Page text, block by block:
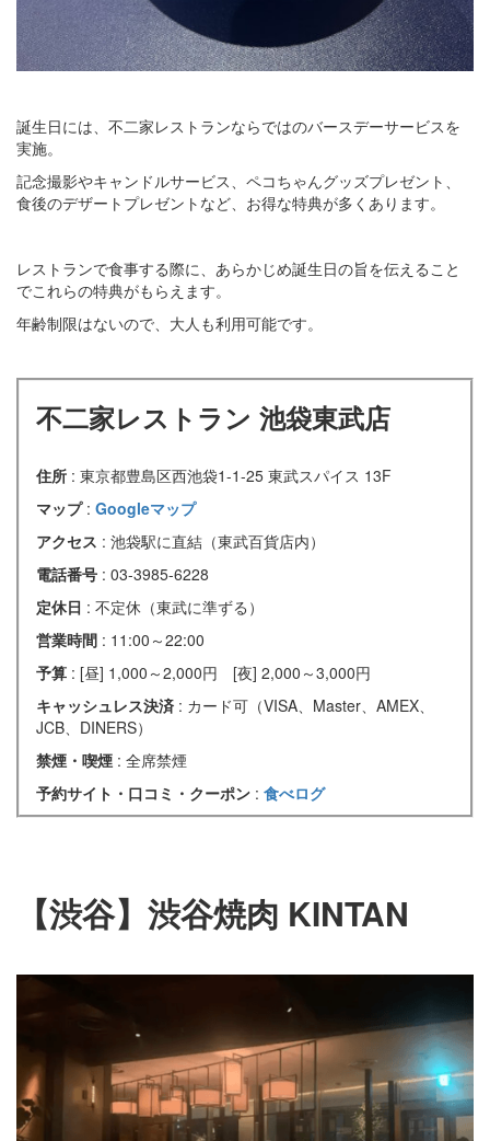
誕生日には、不二家レストランならではのバースデーサービスを
実施。
記念撮影やキャンドルサービス、ペコちゃんグッズプレゼント、
食後のデザートプレゼントなど、お得な特典が多くあります。
レストランで食事する際に、あらかじめ誕生日の旨を伝えること
でこれらの特典がもらえます。
年齢制限はないので、大人も利用可能です。
不二家レストラン 池袋東武店
住所 : 東京都豊島区西池袋1-1-25 東武スパイス 13F
マップ : Googleマップ
アクセス : 池袋駅に直結（東武百貨店内）
電話番号 : 03-3985-6228
定休日 : 不定休（東武に準ずる）
営業時間 : 11:00～22:00
予算 : [昼] 1,000～2,000円 [夜] 2,000～3,000円
キャッシュレス決済 : カード可（VISA、Master、AMEX、
JCB、DINERS）
禁煙・喫煙 : 全席禁煙
予約サイト・口コミ・クーポン : 食べログ
【渋谷】渋谷焼肉 KINTAN